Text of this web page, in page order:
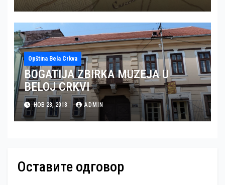
Opština Bela Crkva
BOGATIJA ZBIRKA MUZEJA U
BELOJ CRKVI
НОВ 28, 2018 ADMIN
Оставите одговор